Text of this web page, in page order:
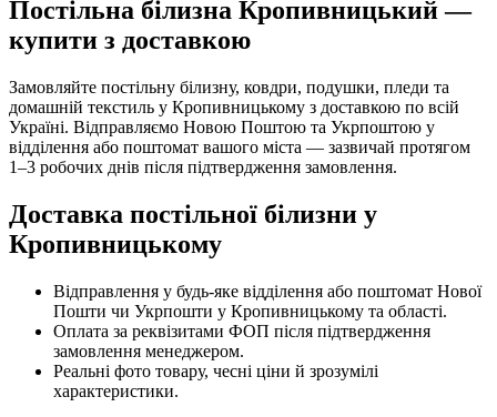
Постільна білизна Кропивницький —
купити з доставкою
Замовляйте постільну білизну, ковдри, подушки, пледи та
домашній текстиль у Кропивницькому з доставкою по всій
Україні. Відправляємо Новою Поштою та Укрпоштою у
відділення або поштомат вашого міста — зазвичай протягом
1–3 робочих днів після підтвердження замовлення.
Доставка постільної білизни у
Кропивницькому
Відправлення у будь-яке відділення або поштомат Нової
Пошти чи Укрпошти у Кропивницькому та області.
Оплата за реквізитами ФОП після підтвердження
замовлення менеджером.
Реальні фото товару, чесні ціни й зрозумілі
характеристики.